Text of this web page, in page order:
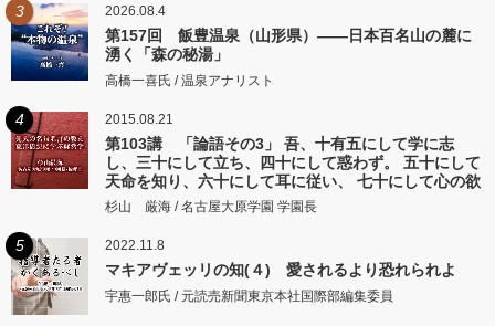
3 2026.08.4
第157回 飯豊温泉（山形県）――日本百名山の麓に
湧く「森の秘湯」
高橋一喜氏 / 温泉アナリスト
4 2015.08.21
第103講 「論語その3」 吾、十有五にして学に志
し、三十にして立ち、四十にして惑わず。 五十にして
天命を知り、六十にして耳に従い、 七十にして心の欲
するところに従いて矩をこえず。
杉山 厳海 / 名古屋大原学園 学園長
5 2022.11.8
マキアヴェッリの知(４) 愛されるより恐れられよ
宇惠一郎氏 / 元読売新聞東京本社国際部編集委員